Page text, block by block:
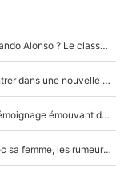
Max Verstappen, Lewis Hamilton… et bientôt Fernando Alonso ? Le classement des pilotes les mieux payés en Formule 1 risque de changer !
F1 - Alpine signe un accord «impensable» et va entrer dans une nouvelle dimension : Grande nouvelle pour Pierre Gasly !
F1 : « Je lui ai fait un câlin, puis j’ai dû partir...», le témoignage émouvant de Max Verstappen sur sa fille
F1 : Charles Leclerc surpris par les paparazzis avec sa femme, les rumeurs étaient vraies !